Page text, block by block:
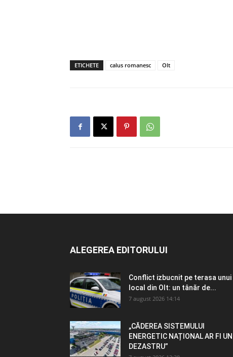
ETICHETE calus romanesc Olt
ALEGEREA EDITORULUI
Conflict izbucnit pe terasa unui
local din Olt: un tânăr de...
7 august 2026 14:14
„CĂDEREA SISTEMULUI
ENERGETIC NAȚIONAL AR FI UN
DEZASTRU”